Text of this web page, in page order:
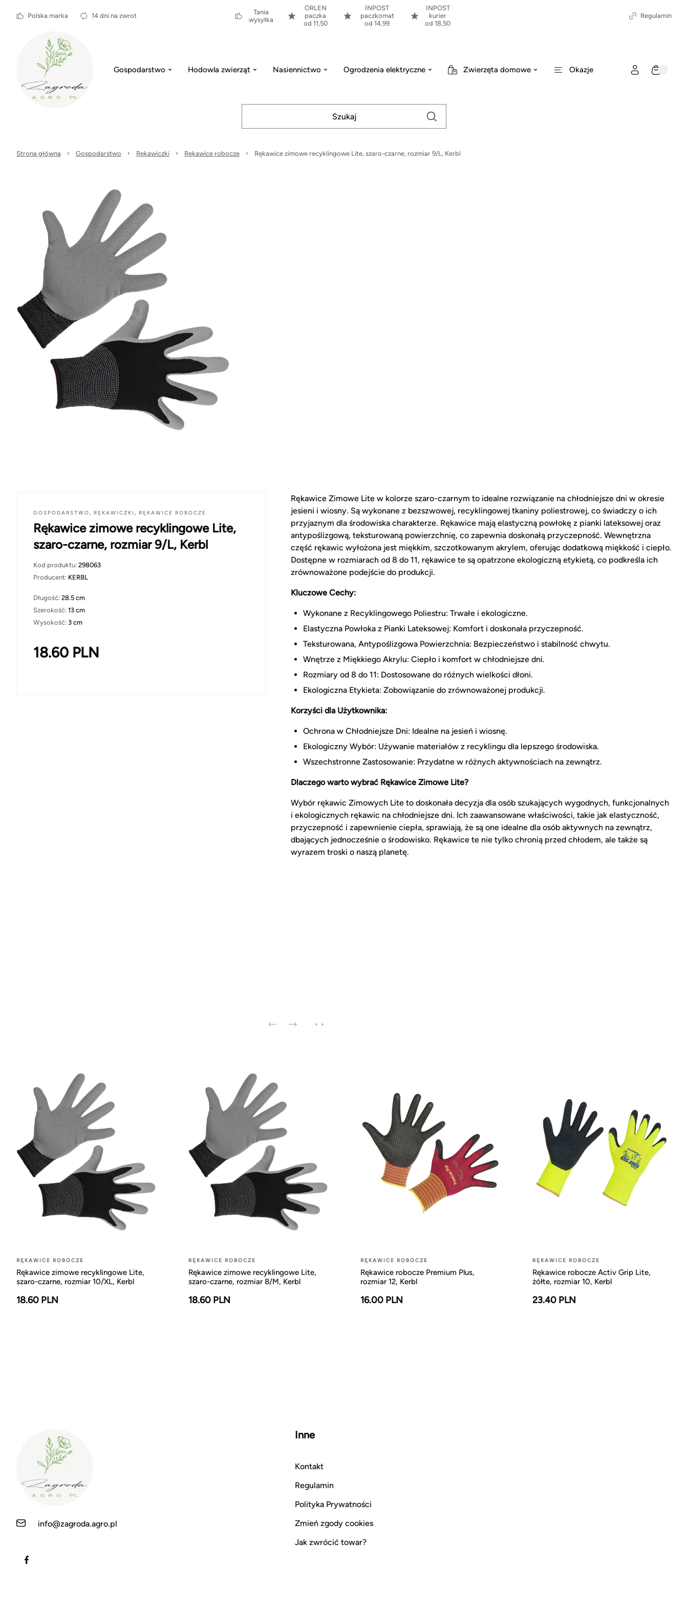
Polska marka 14 dni na zwrot
Tania
wysyłka
ORLEN
paczka
od 11,50
INPOST
paczkomat
od 14,99
INPOST
kurier
od 18,50
Regulamin
Gospodarstwo Hodowla zwierząt Nasiennictwo Ogrodzenia elektryczne Zwierzęta domowe Okazje
Strona główna Gospodarstwo Rękawiczki Rękawice robocze Rękawice zimowe recyklingowe Lite, szaro-czarne, rozmiar 9/L, Kerbl
GOSPODARSTWO, RĘKAWICZKI , RĘKAWICE ROBOCZE
Rękawice zimowe recyklingowe Lite,
szaro-czarne, rozmiar 9/L, Kerbl
Kod produktu: 298063
Producent: KERBL
Długość: 28.5 cm
Szerokość: 13 cm
Wysokość: 3 cm
18.60 PLN
Rękawice Zimowe Lite w kolorze szaro-czarnym to idealne rozwiązanie na chłodniejsze dni w okresie
jesieni i wiosny. Są wykonane z bezszwowej, recyklingowej tkaniny poliestrowej, co świadczy o ich
przyjaznym dla środowiska charakterze. Rękawice mają elastyczną powłokę z pianki lateksowej oraz
antypoślizgową, teksturowaną powierzchnię, co zapewnia doskonałą przyczepność. Wewnętrzna
część rękawic wyłożona jest miękkim, szczotkowanym akrylem, oferując dodatkową miękkość i ciepło.
Dostępne w rozmiarach od 8 do 11, rękawice te są opatrzone ekologiczną etykietą, co podkreśla ich
zrównoważone podejście do produkcji.
Kluczowe Cechy:
Wykonane z Recyklingowego Poliestru: Trwałe i ekologiczne.
Elastyczna Powłoka z Pianki Lateksowej: Komfort i doskonała przyczepność.
Teksturowana, Antypoślizgowa Powierzchnia: Bezpieczeństwo i stabilność chwytu.
Wnętrze z Miękkiego Akrylu: Ciepło i komfort w chłodniejsze dni.
Rozmiary od 8 do 11: Dostosowane do różnych wielkości dłoni.
Ekologiczna Etykieta: Zobowiązanie do zrównoważonej produkcji.
Korzyści dla Użytkownika:
Ochrona w Chłodniejsze Dni: Idealne na jesień i wiosnę.
Ekologiczny Wybór: Używanie materiałów z recyklingu dla lepszego środowiska.
Wszechstronne Zastosowanie: Przydatne w różnych aktywnościach na zewnątrz.
Dlaczego warto wybrać Rękawice Zimowe Lite?
Wybór rękawic Zimowych Lite to doskonała decyzja dla osób szukających wygodnych, funkcjonalnych
i ekologicznych rękawic na chłodniejsze dni. Ich zaawansowane właściwości, takie jak elastyczność,
przyczepność i zapewnienie ciepła, sprawiają, że są one idealne dla osób aktywnych na zewnątrz,
dbających jednocześnie o środowisko. Rękawice te nie tylko chronią przed chłodem, ale także są
wyrazem troski o naszą planetę.
RĘKAWICE ROBOCZE
Rękawice zimowe recyklingowe Lite,
szaro-czarne, rozmiar 10/XL, Kerbl
18.60 PLN
RĘKAWICE ROBOCZE
Rękawice zimowe recyklingowe Lite,
szaro-czarne, rozmiar 8/M, Kerbl
18.60 PLN
RĘKAWICE ROBOCZE
Rękawice robocze Premium Plus,
rozmiar 12, Kerbl
16.00 PLN
RĘKAWICE ROBOCZE
Rękawice robocze Activ Grip Lite,
żółte, rozmiar 10, Kerbl
23.40 PLN
info@zagroda.agro.pl
Inne
Kontakt
Regulamin
Polityka Prywatności
Zmień zgody cookies
Jak zwrócić towar?